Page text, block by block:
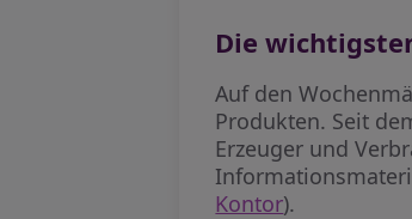
Die
Auf den
Produkten. Seit
Erzeuger und
Kontor).